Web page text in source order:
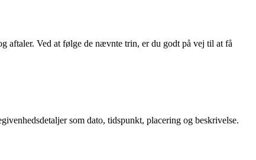
aftaler. Ved at følge de nævnte trin, er du godt på vej til at få
som dato, tidspunkt, placering og beskrivelse.